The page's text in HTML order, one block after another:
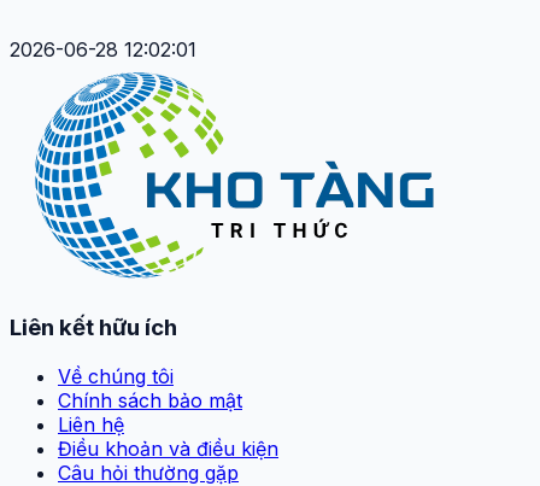
2026-06-28 12:02:01
Liên kết hữu ích
Về chúng tôi
Chính sách bảo mật
Liên hệ
Điều khoản và điều kiện
Câu hỏi thường gặp